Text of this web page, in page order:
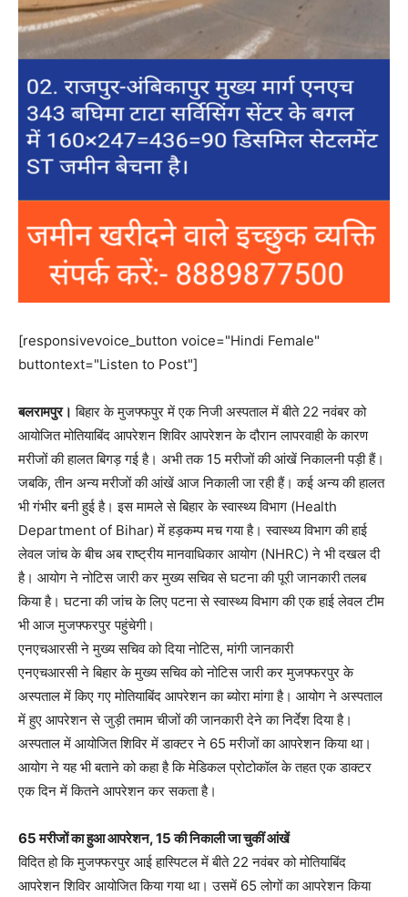
[responsivevoice_button voice="Hindi Female"
buttontext="Listen to Post"]
बलरामपुर। बिहार के मुजफ्फपुर में एक निजी अस्पताल में बीते 22 नवंबर को
आयोजित मोतियाबिंद आपरेशन शिविर आपरेशन के दौरान लापरवाही के कारण
मरीजों की हालत बिगड़ गई है। अभी तक 15 मरीजों की आंखें निकालनी पड़ी हैं।
जबकि, तीन अन्‍य मरीजों की आंखें आज निकाली जा रही हैं। कई अन्‍य की हालत
भी गंभीर बनी हुई है। इस मामले से बिहार के स्‍वास्‍थ्‍य विभाग (Health
Department of Bihar) में हड़कम्‍प मच गया है। स्‍वास्‍थ्‍य विभाग की हाई
लेवल जांच के बीच अब राष्ट्रीय मानवाधिकार आयोग (NHRC) ने भी दखल दी
है। आयोग ने नोटिस जारी कर मुख्‍य सचिव से घटना की पूरी जानकारी तलब
किया है। घटना की जांच के लिए पटना से स्वास्थ्य विभाग की एक हाई लेवल टीम
भी आज मुजफ्फरपुर पहुंचेगी।
एनएचआरसी ने मुख्‍य सचिव को दिया नोटिस, मांगी जानकारी
एनएचआरसी ने बिहार के मुख्य सचिव को नोटिस जारी कर मुजफ्फरपुर के
अस्पताल में किए गए मोतियाबिंद आपरेशन का ब्योरा मांगा है। आयोग ने अस्पताल
में हुए आपरेशन से जुड़ी तमाम चीजों की जानकारी देने का निर्देश दिया है।
अस्‍पताल में आयोजित शिविर में डाक्‍टर ने 65 मरीजों का आपरेशन किया था।
आयोग ने यह भी बताने को कहा है कि मेडिकल प्रोटोकॉल के तहत एक डाक्‍टर
एक दिन में कितने आपरेशन कर सकता है।
65 मरीजों का हुआ आपरेशन, 15 की निकाली जा चुकीं आंखें
विदित हो कि मुजफ्फरपुर आई हास्पिटल में बीते 22 नवंबर को मोतियाबिंद
आपरेशन शिविर आयोजित किया गया था। उसमें 65 लोगों का आपरेशन किया